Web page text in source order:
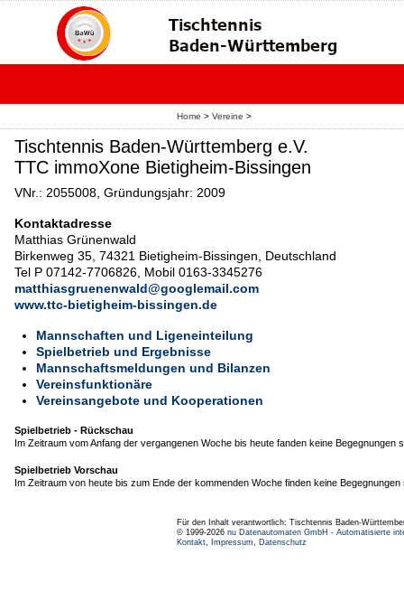
Home > Vereine >
Tischtennis Baden-Württemberg e.V.
TTC immoXone Bietigheim-Bissingen
VNr.: 2055008, Gründungsjahr: 2009
Kontaktadresse
Matthias Grünenwald
Birkenweg 35, 74321 Bietigheim-Bissingen, Deutschland
Tel P 07142-7706826, Mobil 0163-3345276
matthiasgruenenwald@googlemail.com
www.ttc-bietigheim-bissingen.de
Mannschaften und Ligeneinteilung
Spielbetrieb und Ergebnisse
Mannschaftsmeldungen und Bilanzen
Vereinsfunktionäre
Vereinsangebote und Kooperationen
Spielbetrieb - Rückschau
Im Zeitraum vom Anfang der vergangenen Woche bis heute fanden keine Begegnungen
Spielbetrieb Vorschau
Im Zeitraum von heute bis zum Ende der kommenden Woche finden keine Begegnungen
Für den Inhalt verantwortlich: Tischtennis Baden-
© 1999-2026 nu Datenautomaten GmbH - Automatisierte
Kontakt, Impressum, Datenschutz